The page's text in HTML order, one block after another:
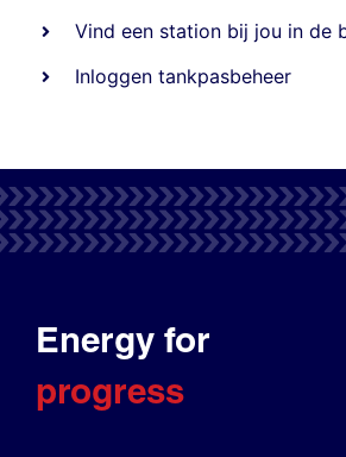
Vind een station bij jou in de
Inloggen tankpasbeheer
Energy for
progress